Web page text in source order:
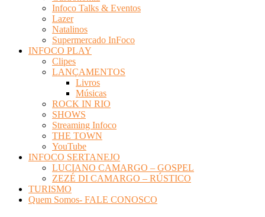
Infoco Talks & Eventos
Lazer
Natalinos
Supermercado InFoco
INFOCO PLAY
Clipes
LANÇAMENTOS
Livros
Músicas
ROCK IN RIO
SHOWS
Streaming Infoco
THE TOWN
YouTube
INFOCO SERTANEJO
LUCIANO CAMARGO – GOSPEL
ZEZÉ DI CAMARGO – RÚSTICO
TURISMO
Quem Somos- FALE CONOSCO